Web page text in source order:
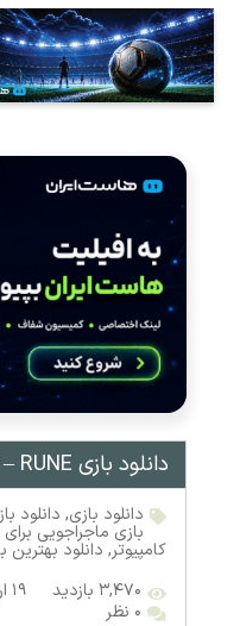
دانلود بازی Heading Out – RUNE برای کامپیوتر
دانلود بازی, دانلود
بازی ماجراجویی برای
کامپیوتر, دانلود بهترین
۳,۴۷۰ بازدید
۱۹ اردیبهشت ۱۴۰۳
۰ نظر